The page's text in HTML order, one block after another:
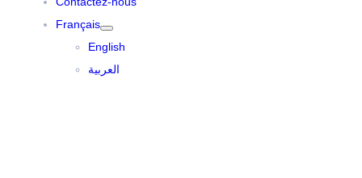
Français
English
العربية